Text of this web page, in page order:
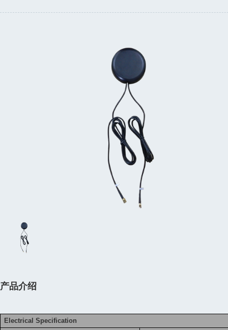
产品介绍
Electrical Specification